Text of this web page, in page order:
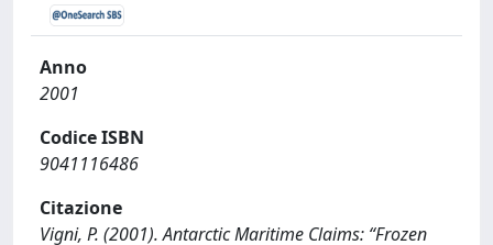
Anno
2001
Codice ISBN
9041116486
Citazione
Vigni, P. (2001). Antarctic Maritime Claims: “Frozen